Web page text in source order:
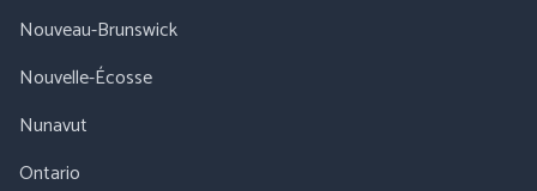
Nouveau-Brunswick
Nouvelle-Écosse
Nunavut
Ontario